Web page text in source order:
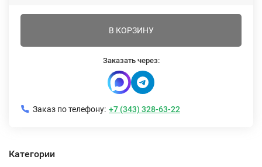
В КОРЗИНУ
Заказать через:
Заказ по телефону: +7 (343) 328-63-22
Категории